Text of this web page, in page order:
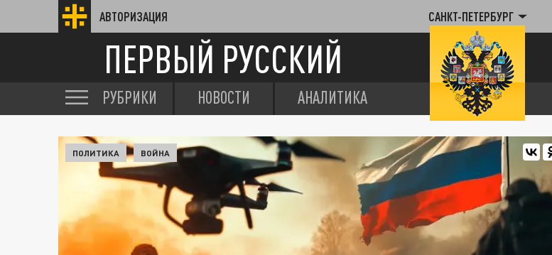
АВТОРИЗАЦИЯ САНКТ-ПЕТЕРБУРГ
ПЕРВЫЙ РУССКИЙ
РУБРИКИ НОВОСТИ АНАЛИТИКА
ПОЛИТИКА ВОЙНА